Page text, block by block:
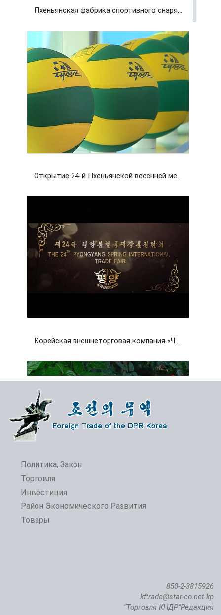
Пхеньянская фабрика спортивного снаряжения и инвентаря вносит вклад в развитие физкультуры и спорта страны
Открытие 24-й Пхеньянской весенней международной выставки-ярмарка
Корейская внешнеторговая компания «Чансу»
Политика, Закон
Торговля
Инвестиция
Район Экономического Развития
Товары
850-2-3815926
kftrade@star-co.net.kp
“Торговля КНДР”Редакция